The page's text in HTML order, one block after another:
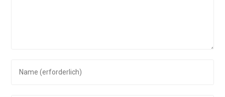
deinen